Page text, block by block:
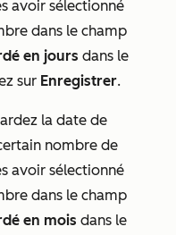
avoir sélectionné
dans le champ
en jours dans le
sur Enregistrer.
la date de
nombre de
avoir sélectionné
dans le champ
en mois dans le